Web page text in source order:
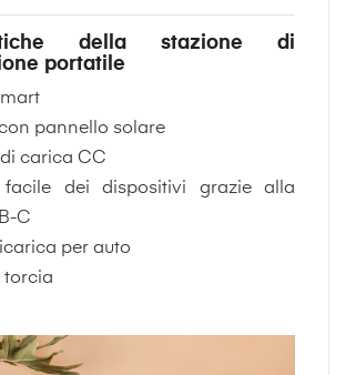
della stazione di
portatile
pannello solare
di carica CC
facile dei dispositivi grazie alla
C
per auto
torcia